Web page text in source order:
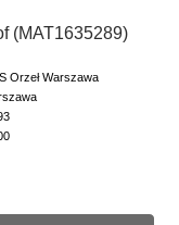
(MAT1635289)
Orzeł Warszawa